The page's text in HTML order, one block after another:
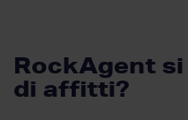
RockAgent
di affitti?